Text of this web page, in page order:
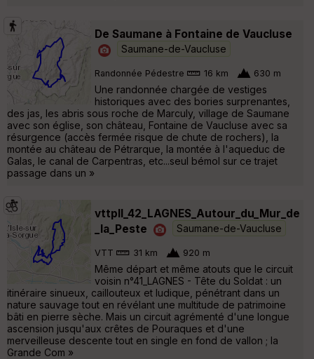
De Saumane à Fontaine de Vaucluse
Saumane-de-Vaucluse
Randonnée Pédestre 16 km 630 m
Une randonnée chargée de vestiges
historiques avec des bories surprenantes,
des jas, les abris sous roche de Marculy, village de Saumane
avec son église, son château, Fontaine de Vaucluse avec sa
résurgence (accès fermée risque de chute de rochers), la
montée au château de Pétrarque, la montée à l'aqueduc de
Galas, le canal de Carpentras, etc...seul bémol sur ce trajet
passage dans un »
vttpll_42_LAGNES_Autour_du_Mur_de
_la_Peste
Saumane-de-Vaucluse
VTT 31 km 920 m
Même départ et même atouts que le circuit
voisin n°41_LAGNES - Tête du Soldat : un
itinéraire sinueux, caillouteux et ludique, pénétrant dans un
nature sauvage tout en révélant une multitude de patrimoine
bâti en pierre sèche. Mais un circuit agrémenté d'une longue
ascension jusqu'aux crêtes de Pouraques et d'une
merveilleuse descente tout en single en fond de vallon ; la
Grande Com »